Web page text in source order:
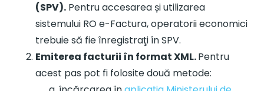
(SPV). Pentru accesarea și utilizarea
sistemului RO e-Factura, operatorii economici
trebuie să fie înregistraţi în SPV.
Emiterea facturii în format XML.Pentru
acest pas pot fi folosite două metode: